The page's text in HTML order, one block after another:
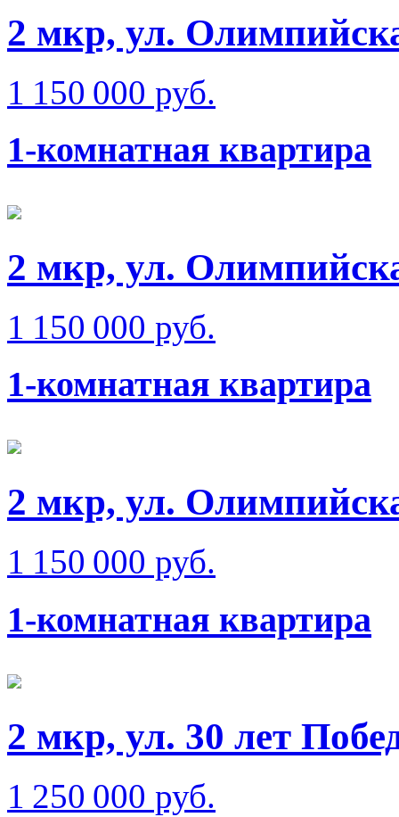
2 мкр, ул.
1 150 000 руб.
1-комнатная квартира
2 мкр, ул.
1 150 000 руб.
1-комнатная квартира
2 мкр, ул.
1 150 000 руб.
1-комнатная квартира
2 мкр, ул. 30 лет
1 250 000 руб.